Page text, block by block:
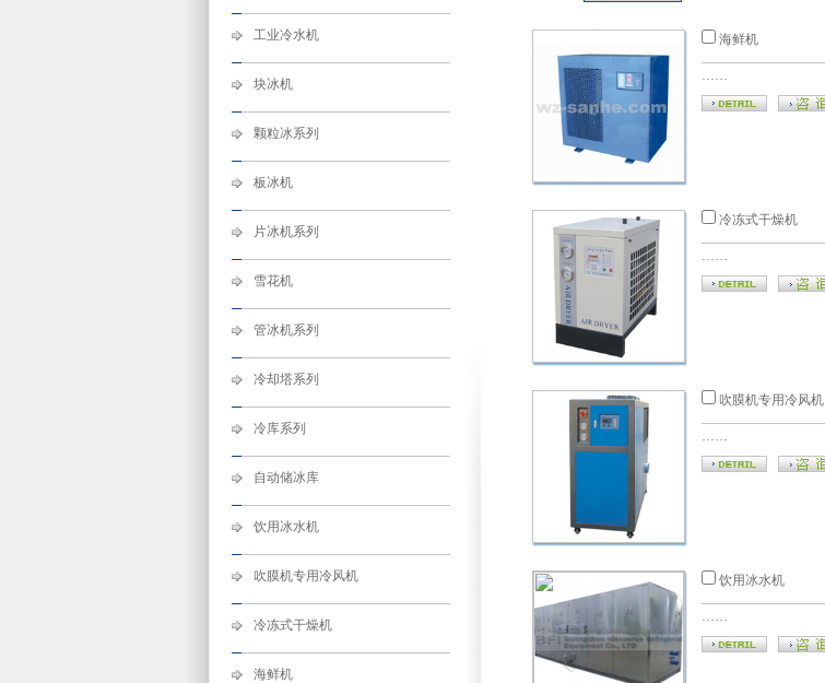
工业冷水机
块冰机
颗粒冰系列
板冰机
片冰机系列
雪花机
管冰机系列
冷却塔系列
冷库系列
自动储冰库
饮用冰水机
吹膜机专用冷风机
冷冻式干燥机
海鲜机
海鲜机
……
冷冻式干燥机
……
吹膜机专用冷风机
……
饮用冰水机
……